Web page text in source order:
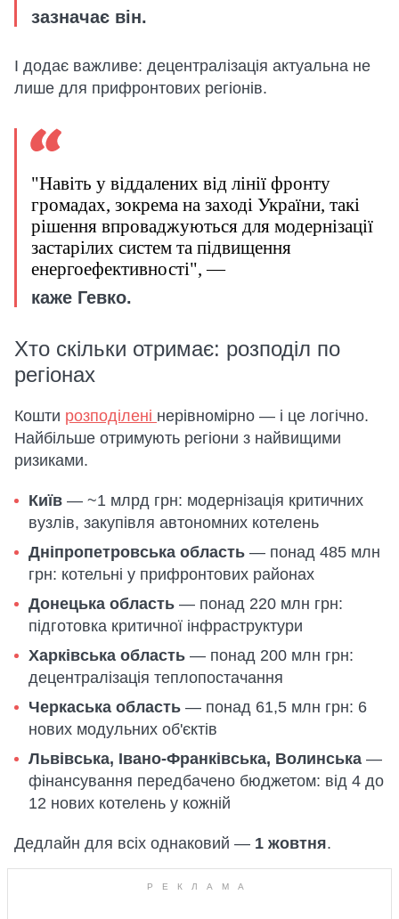
зазначає він.
І додає важливе: децентралізація актуальна не
лише для прифронтових регіонів.
"Навіть у віддалених від лінії фронту
громадах, зокрема на заході України, такі
рішення впроваджуються для модернізації
застарілих систем та підвищення
енергоефективності", —
каже Гевко.
Хто скільки отримає: розподіл по
регіонах
Кошти розподілені нерівномірно — і це логічно.
Найбільше отримують регіони з найвищими
ризиками.
Київ — ~1 млрд грн: модернізація критичних
вузлів, закупівля автономних котелень
Дніпропетровська область — понад 485 млн
грн: котельні у прифронтових районах
Донецька область — понад 220 млн грн:
підготовка критичної інфраструктури
Харківська область — понад 200 млн грн:
децентралізація теплопостачання
Черкаська область — понад 61,5 млн грн: 6
нових модульних об'єктів
Львівська, Івано-Франківська, Волинська —
фінансування передбачено бюджетом: від 4 до
12 нових котелень у кожній
Дедлайн для всіх однаковий — 1 жовтня.